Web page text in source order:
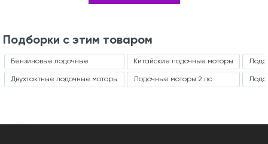
Подборки с этим товаром
Бензиновые лодочные
Двухтактные лодочные моторы
Китайские лодочные моторы
Лодочные моторы 2 лс